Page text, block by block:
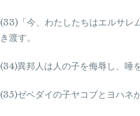
(33)「今、わたしたちはエルサレ
き渡す。
(34)異邦人は人の子を侮辱し、唾
(35)ゼベダイの子ヤコブとヨハネ